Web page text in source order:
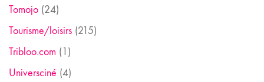
Tomojo (24)
Tourisme/loisirs (215)
Tribloo.com (1)
Universciné (4)